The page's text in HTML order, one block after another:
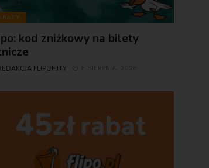
kod zniżkowy na bilety
FLIPOHITY